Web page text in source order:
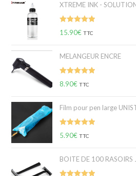
XTREME INK -
Note5.00
15.90€ TTC
MELANGEUR ENCRE
Note5.00
8.90€ TTC
Film pour pen large
Note5.00
5.90€ TTC
BOITE DE 100 RASOIRS